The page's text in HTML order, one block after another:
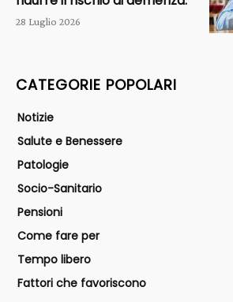
28 Luglio 2026
CATEGORIE POPOLARI
Notizie
Salute e Benessere
Patologie
Socio-Sanitario
Pensioni
Come fare per
Tempo libero
Fattori che favoriscono